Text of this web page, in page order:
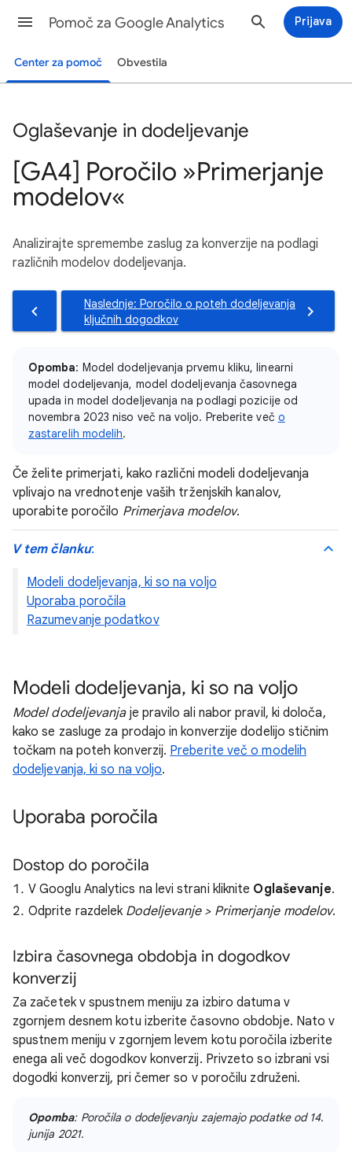
Pomoč za Google Analytics Prijava
Center za pomoč Obvestila
Oglaševanje in dodeljevanje
[GA4] Poročilo »Primerjanje
modelov«
Analizirajte spremembe zaslug za konverzije na podlagi
različnih modelov dodeljevanja.
Naslednje: Poročilo o poteh dodeljevanja
ključnih dogodkov
Opomba: Model dodeljevanja prvemu kliku, linearni
model dodeljevanja, model dodeljevanja časovnega
upada in model dodeljevanja na podlagi pozicije od
novembra 2023 niso več na voljo. Preberite več o
zastarelih modelih.
Če želite primerjati, kako različni modeli dodeljevanja
vplivajo na vrednotenje vaših trženjskih kanalov,
uporabite poročilo Primerjava modelov.
V tem članku:
Modeli dodeljevanja, ki so na voljo
Uporaba poročila
Razumevanje podatkov
Modeli dodeljevanja, ki so na voljo
Model dodeljevanjaje pravilo ali nabor pravil, ki določa,
kako se zasluge za prodajo in konverzije dodelijo stičnim
točkam na poteh konverzij. Preberite več o modelih
dodeljevanja, ki so na voljo.
Uporaba poročila
Dostop do poročila
V Googlu Analytics na levi strani kliknite Oglaševanje.
Odprite razdelek Dodeljevanje > Primerjanje modelov.
Izbira časovnega obdobja in dogodkov
konverzij
Za začetek v spustnem meniju za izbiro datuma v
zgornjem desnem kotu izberite časovno obdobje. Nato v
spustnem meniju v zgornjem levem kotu poročila izberite
enega ali več dogodkov konverzij. Privzeto so izbrani vsi
dogodki konverzij, pri čemer so v poročilu združeni.
Opomba: Poročila o dodeljevanju zajemajo podatke od 14.
junija 2021.